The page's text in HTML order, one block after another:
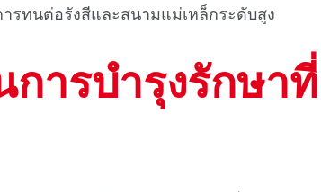
รทนต่อรังสีและสนามแม่เหล็กระดับสูง
ารบํารุงรักษาที่